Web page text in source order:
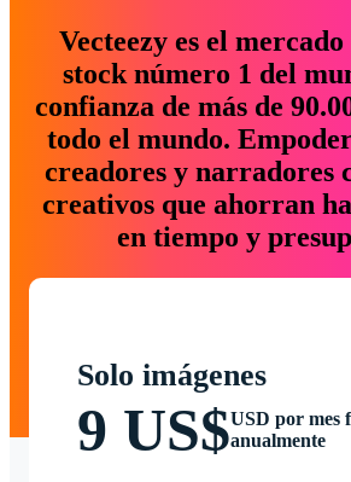
Vecteezy es el
stock número 1 del
confianza de más de
todo el mundo.
creadores y narradores
creativos que ahorran
en tiempo y
Solo imágenes
9 US$USD por mes
anualmente